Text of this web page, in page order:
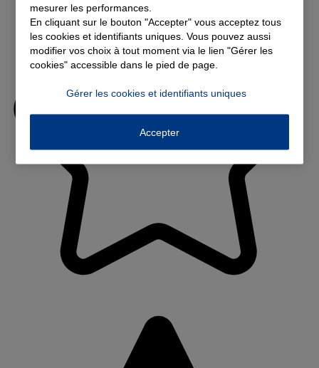
mesurer les performances.
En cliquant sur le bouton "Accepter" vous acceptez tous
les cookies et identifiants uniques. Vous pouvez aussi
modifier vos choix à tout moment via le lien "Gérer les
cookies" accessible dans le pied de page.
Gérer les cookies et identifiants uniques
Accepter